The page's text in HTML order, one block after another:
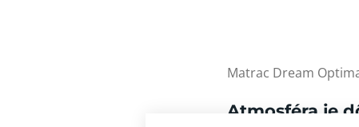
Matrac Dream
Atmosféra je